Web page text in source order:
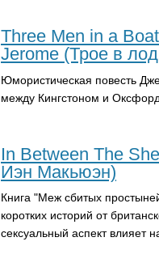
Three Men in a
Jerome (Трое в
Юмористическая повесть
между Кингстоном и
In Between The
Иэн Макьюэн)
Книга "Меж сбитых
коротких историй от
сексуальный аспект влияет